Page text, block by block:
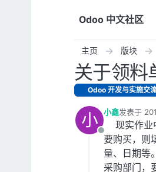
Odoo 中文社区
主页 版块
关于领料
Odoo 开发与实施交
小
离线
小鑫发表于
最后由 编
现实作业
要购买，则
量、日期等
采购部门，